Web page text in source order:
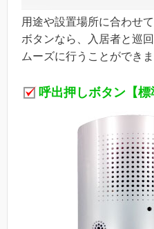
用途や設置場所に合わせ
ボタンなら、入居者と巡
ムーズに行うことができま
呼出押しボタン【